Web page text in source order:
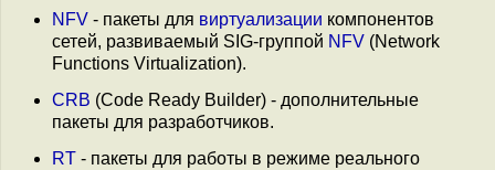
NFV - пакеты для виртуализации компонентов
сетей, развиваемый SIG-группой NFV (Network
Functions Virtualization).
CRB (Code Ready Builder) - дополнительные
пакеты для разработчиков.
RT - пакеты для работы в режиме реального